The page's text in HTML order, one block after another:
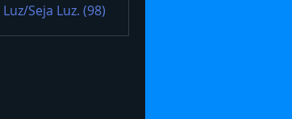
Seja Luz. (98)